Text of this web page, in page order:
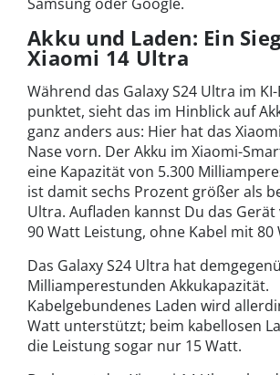
Akku und Laden: Ein
Xiaomi 14 Ultra
Während das Galaxy S24 Ultra im
punktet, sieht das im Hinblick auf
ganz anders aus: Hier hat das
Nase vorn. Der Akku im Xiaomi-
eine Kapazität von 5.300
ist damit sechs Prozent größer als
Ultra. Aufladen kannst Du das
90 Watt Leistung, ohne Kabel mit 80
Das Galaxy S24 Ultra hat
Milliamperestunden Akkukapazität.
Kabelgebundenes Laden wird
Watt unterstützt; beim kabellosen
die Leistung sogar nur 15 Watt.